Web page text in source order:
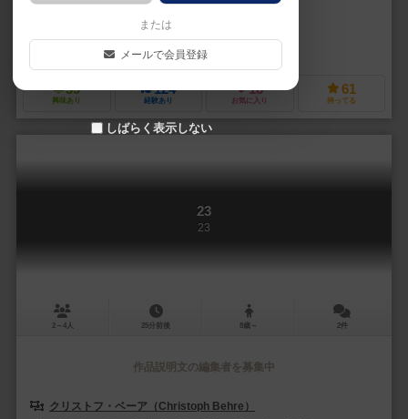
クリストフ・ベーア（Christoph Behre）
デイヴィッド・コチャード（David Cochard）
クイーンゲームズ（Queen Games）
39
興味あり
124
経験あり
18
お気に入り
61
持ってる
23
23
2～4人 25分前後 8歳～ 2件
作品説明文の編集者を募集中
クリストフ・ベーア（Christoph Behre）
または
メールで会員登録
しばらく表示しない